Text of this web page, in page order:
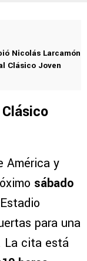
Nicolás Larcamón
Clásico Joven
América y
sábado
para una
La cita está